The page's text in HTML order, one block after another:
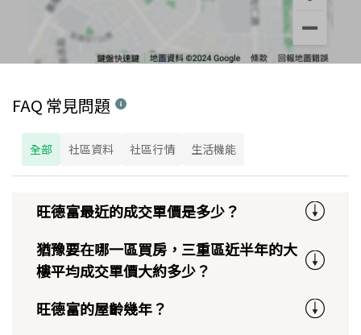
FAQ 常見問題
全部 社區資料 社區行情 生活機能
旺德富最近的成交單價是多少？
猶豫要在哪一區買房，三重區近半年的大
樓平均成交單價大約多少？
旺德富的屋齡幾年？